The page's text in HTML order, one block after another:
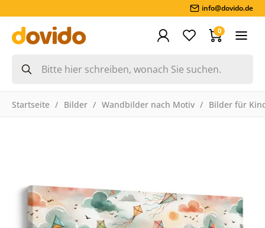
info@dovido.de
0
Startseite Bilder Wandbilder nach Motiv Bilder für